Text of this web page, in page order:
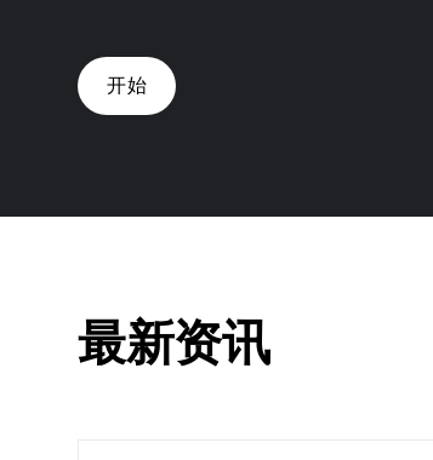
开始
最新资讯